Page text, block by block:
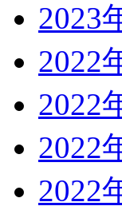
2023
2022
2022
2022
2022